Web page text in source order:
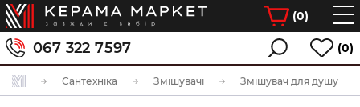
(0)
067 322 7597 (0)
Сантехніка Змішувачі Змішувач для душу